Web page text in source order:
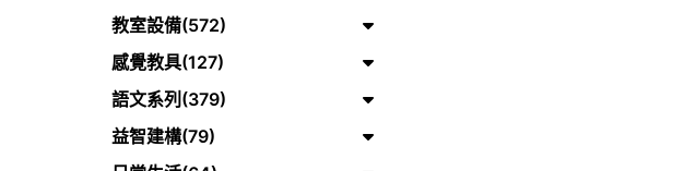
教室設備(572)
感覺教具(127)
語文系列(379)
益智建構(79)